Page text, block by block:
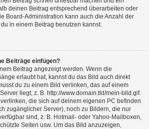
deinen Beitrag entsprechend überarbeiten oder
Board-Administration kann auch die Anzahl der
in einem Beitrag benutzen kannst.
Beiträge einfügen?
Beitrag angezeigt werden. Wenn die
erlaubt hat, kannst du das Bild auch direkt
du zu einem Bild verlinken, das auf einem
liegt, z. B. http://www.domain.tld/mein-bild.gif.
die sich auf deinem eigenen PC befinden
zugänglicher Server), noch zu Bildern, die nur
sind, z. B. Hotmail- oder Yahoo-Mailboxen,
Seiten usw. Um das Bild anzuzeigen,